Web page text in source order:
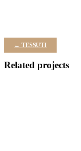
← TESSUTI
Related projects